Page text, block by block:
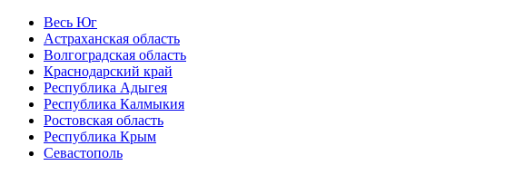
Весь Юг
Астраханская область
Волгоградская область
Краснодарский край
Республика Адыгея
Республика Калмыкия
Ростовская область
Республика Крым
Севастополь